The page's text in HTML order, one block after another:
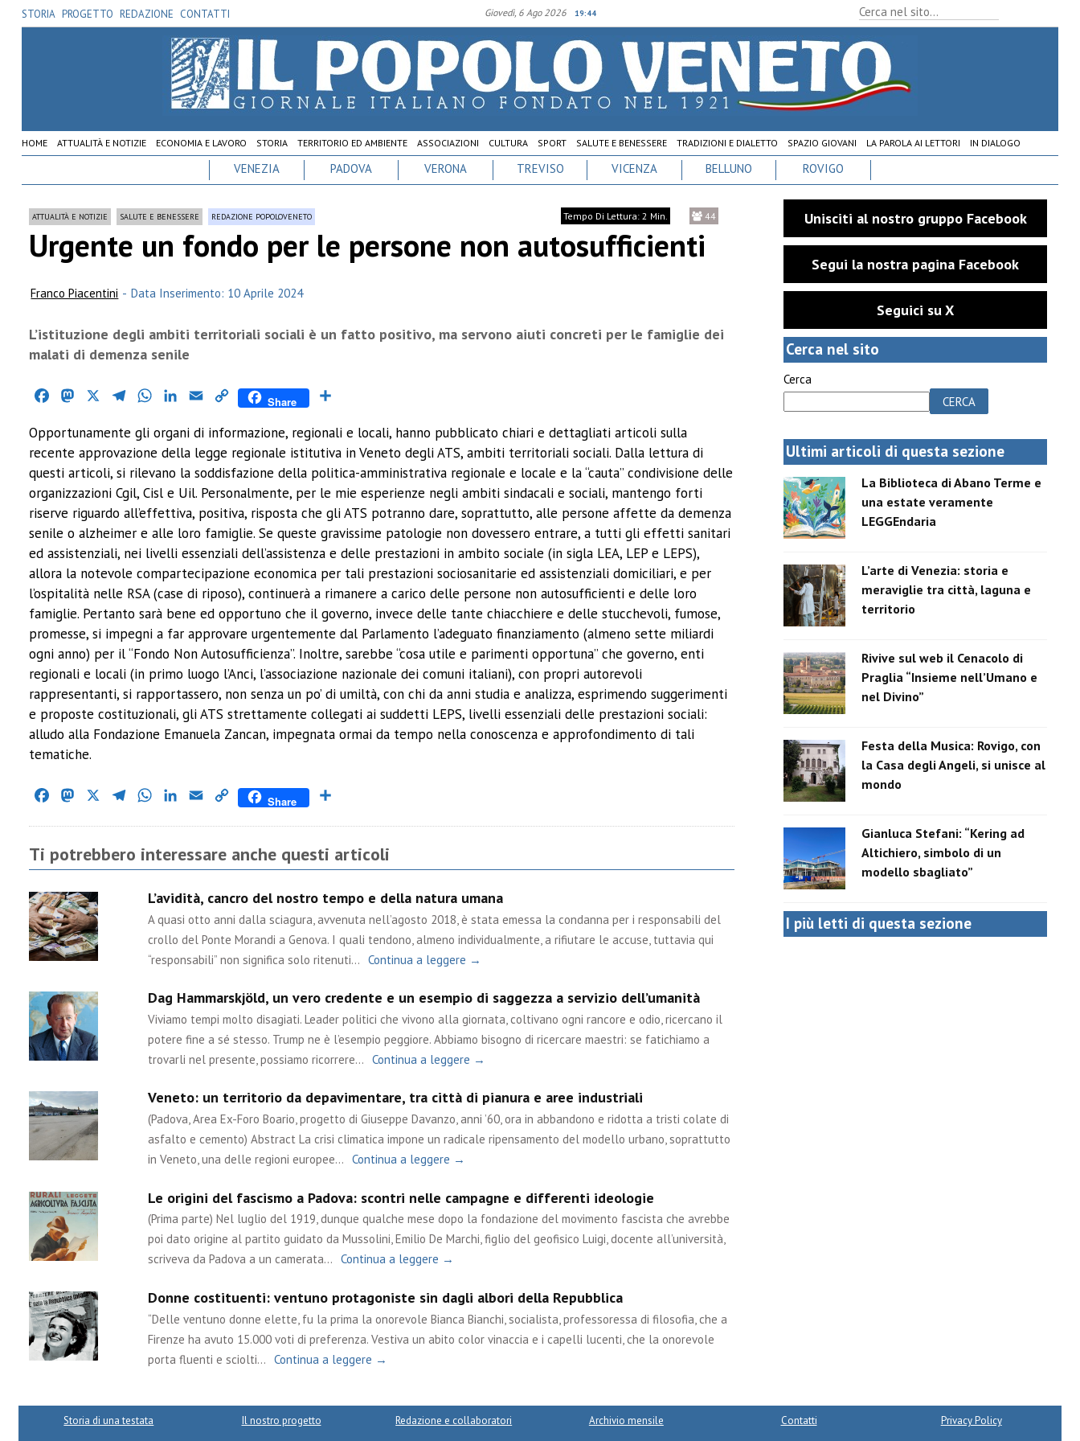
STORIA PROGETTO REDAZIONE CONTATTI Giovedì, 6 Ago 2026 19:44
HOME ATTUALITÀ E NOTIZIE ECONOMIA E LAVORO STORIA TERRITORIO ED AMBIENTE ASSOCIAZIONI CULTURA SPORT SALUTE E BENESSERE TRADIZIONI E DIALETTO SPAZIO GIOVANI LA PAROLA AI LETTORI IN DIALOGO
VENEZIA PADOVA VERONA TREVISO VICENZA BELLUNO ROVIGO
ATTUALITÀ E NOTIZIE SALUTE E BENESSERE REDAZIONE POPOLOVENETO Tempo Di Lettura: 2 Min. 44
Urgente un fondo per le persone non autosufficienti
Franco Piacentini - Data Inserimento: 10 Aprile 2024
L’istituzione degli ambiti territoriali sociali è un fatto positivo, ma servono aiuti concreti per le famiglie dei
malati di demenza senile
FacebookMastodon TelegramWhatsAppLinkedIn
Email Copy
Share
Opportunamente gli organi di informazione, regionali e locali, hanno pubblicato chiari e dettagliati articoli sulla
recente approvazione della legge regionale istitutiva in Veneto degli ATS, ambiti territoriali sociali. Dalla lettura di
questi articoli, si rilevano la soddisfazione della politica-amministrativa regionale e locale e la “cauta” condivisione delle
organizzazioni Cgil, Cisl e Uil. Personalmente, per le mie esperienze negli ambiti sindacali e sociali, mantengo forti
riserve riguardo all’effettiva, positiva, risposta che gli ATS potranno dare, soprattutto, alle persone affette da demenza
senile o alzheimer e alle loro famiglie. Se queste gravissime patologie non dovessero entrare, a tutti gli effetti sanitari
ed assistenziali, nei livelli essenziali dell’assistenza e delle prestazioni in ambito sociale (in sigla LEA, LEP e LEPS),
allora la notevole compartecipazione economica per tali prestazioni sociosanitarie ed assistenziali domiciliari, e per
l’ospitalità nelle RSA (case di riposo), continuerà a rimanere a carico delle persone non autosufficienti e delle loro
famiglie. Pertanto sarà bene ed opportuno che il governo, invece delle tante chiacchiere e delle stucchevoli, fumose,
promesse, si impegni a far approvare urgentemente dal Parlamento l’adeguato finanziamento (almeno sette miliardi
ogni anno) per il “Fondo Non Autosufficienza”. Inoltre, sarebbe “cosa utile e parimenti opportuna” che governo, enti
regionali e locali (in primo luogo l’Anci, l’associazione nazionale dei comuni italiani), con propri autorevoli
rappresentanti, si rapportassero, non senza un po’ di umiltà, con chi da anni studia e analizza, esprimendo suggerimenti
e proposte costituzionali, gli ATS strettamente collegati ai suddetti LEPS, livelli essenziali delle prestazioni sociali:
alludo alla Fondazione Emanuela Zancan, impegnata ormai da tempo nella conoscenza e approfondimento di tali
tematiche.
FacebookMastodon TelegramWhatsAppLinkedIn
Email Copy
Share
Ti potrebbero interessare anche questi articoli
L’avidità, cancro del nostro tempo e della natura umana
A quasi otto anni dalla sciagura, avvenuta nell’agosto 2018, è stata emessa la condanna per i responsabili del
crollo del Ponte Morandi a Genova. I quali tendono, almeno individualmente, a rifiutare le accuse, tuttavia qui
“responsabili” non significa solo ritenuti… Continua a leggere →
Dag Hammarskjöld, un vero credente e un esempio di saggezza a servizio dell’umanità
Viviamo tempi molto disagiati. Leader politici che vivono alla giornata, coltivano ogni rancore e odio, ricercano il
potere fine a sé stesso. Trump ne è l’esempio peggiore. Abbiamo bisogno di ricercare maestri: se fatichiamo a
trovarli nel presente, possiamo ricorrere… Continua a leggere →
Veneto: un territorio da depavimentare, tra città di pianura e aree industriali
(Padova, Area Ex-Foro Boario, progetto di Giuseppe Davanzo, anni ’60, ora in abbandono e ridotta a tristi colate di
asfalto e cemento) Abstract La crisi climatica impone un radicale ripensamento del modello urbano, soprattutto
in Veneto, una delle regioni europee… Continua a leggere →
Le origini del fascismo a Padova: scontri nelle campagne e differenti ideologie
(Prima parte) Nel luglio del 1919, dunque qualche mese dopo la fondazione del movimento fascista che avrebbe
poi dato origine al partito guidato da Mussolini, Emilio De Marchi, figlio del geofisico Luigi, docente all’università,
scriveva da Padova a un camerata… Continua a leggere →
Donne costituenti: ventuno protagoniste sin dagli albori della Repubblica
“Delle ventuno donne elette, fu la prima la onorevole Bianca Bianchi, socialista, professoressa di filosofia, che a
Firenze ha avuto 15.000 voti di preferenza. Vestiva un abito color vinaccia e i capelli lucenti, che la onorevole
porta fluenti e sciolti… Continua a leggere →
Unisciti al nostro gruppo Facebook
Segui la nostra pagina Facebook
Seguici su X
Cerca nel sito
Cerca
CERCA
Ultimi articoli di questa sezione
La Biblioteca di Abano Terme e
una estate veramente
LEGGEndaria
L’arte di Venezia: storia e
meraviglie tra città, laguna e
territorio
Rivive sul web il Cenacolo di
Praglia “Insieme nell’Umano e
nel Divino”
Festa della Musica: Rovigo, con
la Casa degli Angeli, si unisce al
mondo
Gianluca Stefani: “Kering ad
Altichiero, simbolo di un
modello sbagliato”
I più letti di questa sezione
Storia di una testata Il nostro progetto Redazione e collaboratori Archivio mensile Contatti Privacy Policy